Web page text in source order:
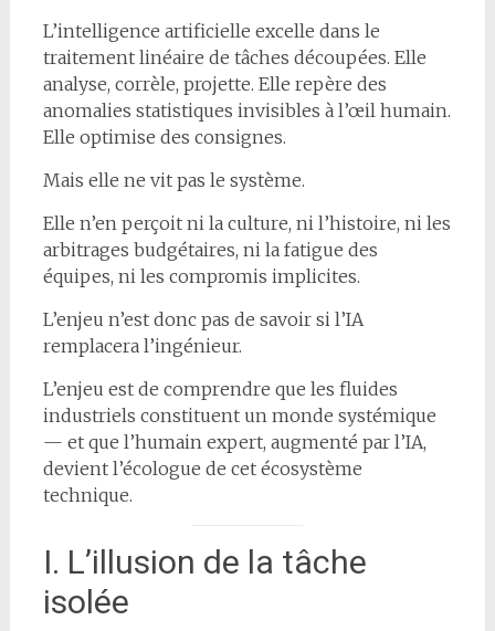
L’intelligence artificielle excelle dans le
traitement linéaire de tâches découpées. Elle
analyse, corrèle, projette. Elle repère des
anomalies statistiques invisibles à l’œil humain.
Elle optimise des consignes.
Mais elle ne vit pas le système.
Elle n’en perçoit ni la culture, ni l’histoire, ni les
arbitrages budgétaires, ni la fatigue des
équipes, ni les compromis implicites.
L’enjeu n’est donc pas de savoir si l’IA
remplacera l’ingénieur.
L’enjeu est de comprendre que les fluides
industriels constituent un monde systémique
— et que l’humain expert, augmenté par l’IA,
devient l’écologue de cet écosystème
technique.
I. L’illusion de la tâche
isolée